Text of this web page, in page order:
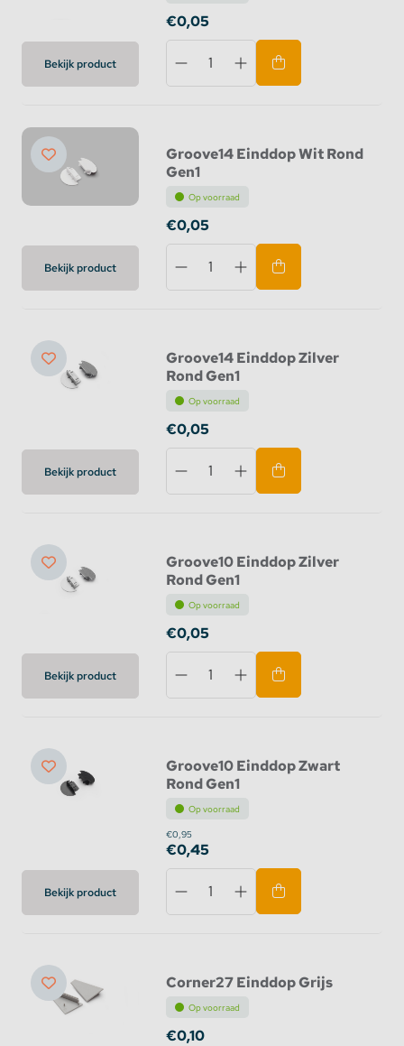
Bekijk product
€0,05
Bekijk product
Groove14 Einddop Wit Rond
Gen1
Op voorraad
€0,05
Bekijk product
Groove14 Einddop Zilver
Rond Gen1
Op voorraad
€0,05
Bekijk product
Groove10 Einddop Zilver
Rond Gen1
Op voorraad
€0,05
Bekijk product
Groove10 Einddop Zwart
Rond Gen1
Op voorraad
€0,95
€0,45
Corner27 Einddop Grijs
Op voorraad
€0,10